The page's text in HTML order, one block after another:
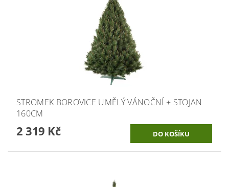
STROMEK BOROVICE UMĚLÝ VÁNOČNÍ + STOJAN
160CM
2 319 Kč